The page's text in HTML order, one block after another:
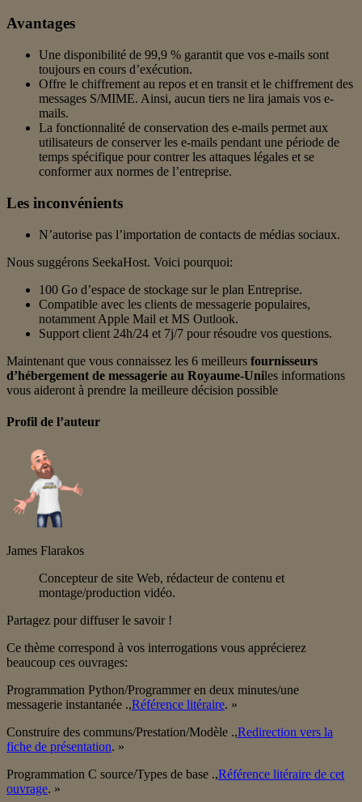
Avantages
Une disponibilité de 99,9 % garantit que vos e-mails sont
toujours en cours d’exécution.
Offre le chiffrement au repos et en transit et le chiffrement des
messages S/MIME. Ainsi, aucun tiers ne lira jamais vos e-
mails.
La fonctionnalité de conservation des e-mails permet aux
utilisateurs de conserver les e-mails pendant une période de
temps spécifique pour contrer les attaques légales et se
conformer aux normes de l’entreprise.
Les inconvénients
N’autorise pas l’importation de contacts de médias sociaux.
Nous suggérons SeekaHost. Voici pourquoi:
100 Go d’espace de stockage sur le plan Entreprise.
Compatible avec les clients de messagerie populaires,
notamment Apple Mail et MS Outlook.
Support client 24h/24 et 7j/7 pour résoudre vos questions.
Maintenant que vous connaissez les 6 meilleurs fournisseurs
d’hébergement de messagerie au Royaume-Uniles informations
vous aideront à prendre la meilleure décision possible
Profil de l’auteur
James Flarakos
Concepteur de site Web, rédacteur de contenu et
montage/production vidéo.
Partagez pour diffuser le savoir !
Ce thème correspond à vos interrogations vous apprécierez
beaucoup ces ouvrages:
Programmation Python/Programmer en deux minutes/une
messagerie instantanée .,Référence litéraire. »
Construire des communs/Prestation/Modèle .,Redirection vers la
fiche de présentation. »
Programmation C source/Types de base .,Référence litéraire de cet
ouvrage. »